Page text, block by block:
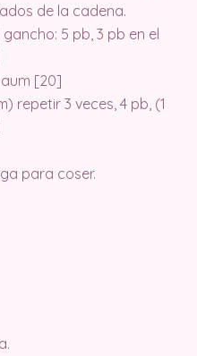
de la cadena.
5 pb, 3 pb en el
aum [20]
repetir 3 veces, 4 pb, (1
para coser.